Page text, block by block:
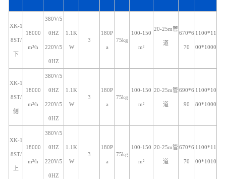
XK-1
8ST/
下
18000
m³/h
380V/5
0HZ
220V/5
0HZ
1.1K
W
3
180P
a
75kg
100-150
m²
20-25m管
道
670*6
70
1100*11
00*1000
XK-1
8ST/
侧
18000
m³/h
380V/5
0HZ
220V/5
0HZ
1.1K
W
3
180P
a
75kg
100-150
m²
20-25m管
道
690*6
90
1100*10
80*1000
XK-1
8ST/
上
18000
m³/h
380V/5
0HZ
220V/5
0HZ
1.1K
W
3
180P
a
75kg
100-150
m²
20-25m管
道
670*6
70
1100*11
00*1010